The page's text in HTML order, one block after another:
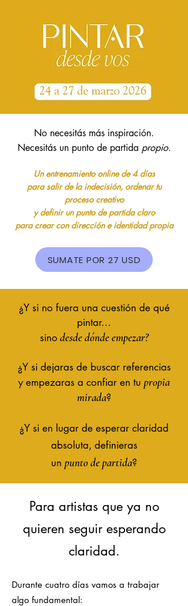
No necesitás más inspiración.
Necesitás un punto de partida propio.
Un entrenamiento online de 4 días
para salir de la indecisión, ordenar tu
proceso creativo
y definir un punto de partida claro
para crear con dirección e identidad propia
SUMATE POR 27 USD
¿Y si no fuera una cuestión de qué
pintar…
sino desde dónde empezar?
¿Y si dejaras de buscar referencias
y empezaras a confiar en tu propia
mirada?
¿Y si en lugar de esperar claridad
absoluta, definieras
un punto de partida?
Para artistas que ya no
quieren seguir esperando
claridad.
Durante cuatro días vamos a trabajar
algo fundamental: